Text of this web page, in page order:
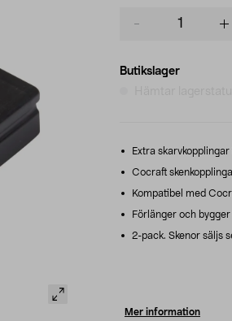
Butikslager
Extra
Cocraft
Kompatibel med
Förlänger och
2-pack. Skenor säljs
Mer information